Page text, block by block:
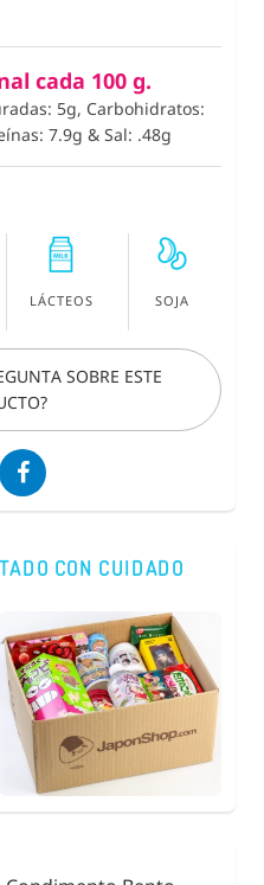
cada 100 g.
5g, Carbohidratos:
7.9g & Sal: .48g
LÁCTEOS SOJA
SOBRE ESTE
CON CUIDADO